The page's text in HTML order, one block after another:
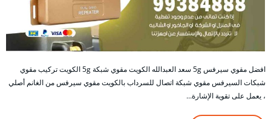
افضل مقوي سيرفس 5g سعد العبدالله الكويت مقوي شبكة 5g الكويت تركيب مقوي
شبكات السيرفس مقوي شبكة اتصال للسرداب بالكويت مقوي سيرفس من الغانم أصلي
، يعمل على تقوية الإشارة…